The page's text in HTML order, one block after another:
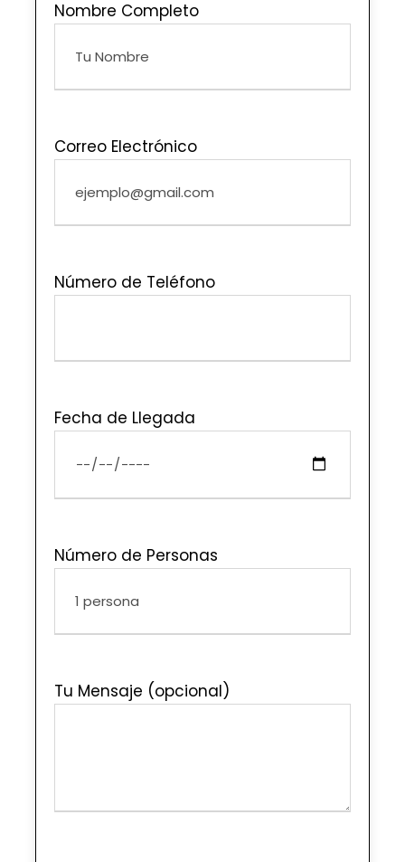
Nombre Completo
Correo Electrónico
Número de Teléfono
Fecha de Llegada
Número de Personas
Tu Mensaje (opcional)